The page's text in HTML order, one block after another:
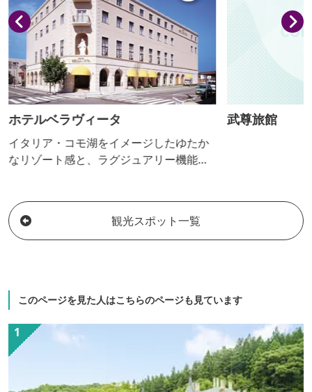
ホテルベラヴィータ
イタリア・コモ湖をイメージしたゆたか
なリゾート感と、ラグジュアリー機能の
武尊旅館
観光スポット一覧
このページを見た人はこちらのページも見ています